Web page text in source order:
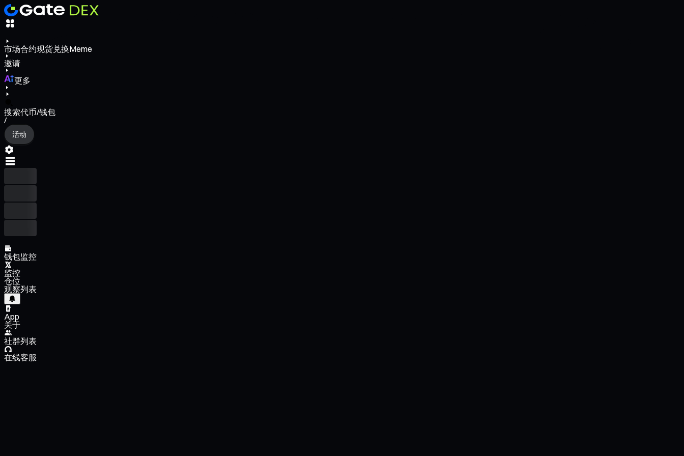
市场合约现货兑换Meme
邀请
更多
搜索代币/钱包
/
活动
钱包监控
监控
仓位
观察列表
App
关于
社群列表
在线客服